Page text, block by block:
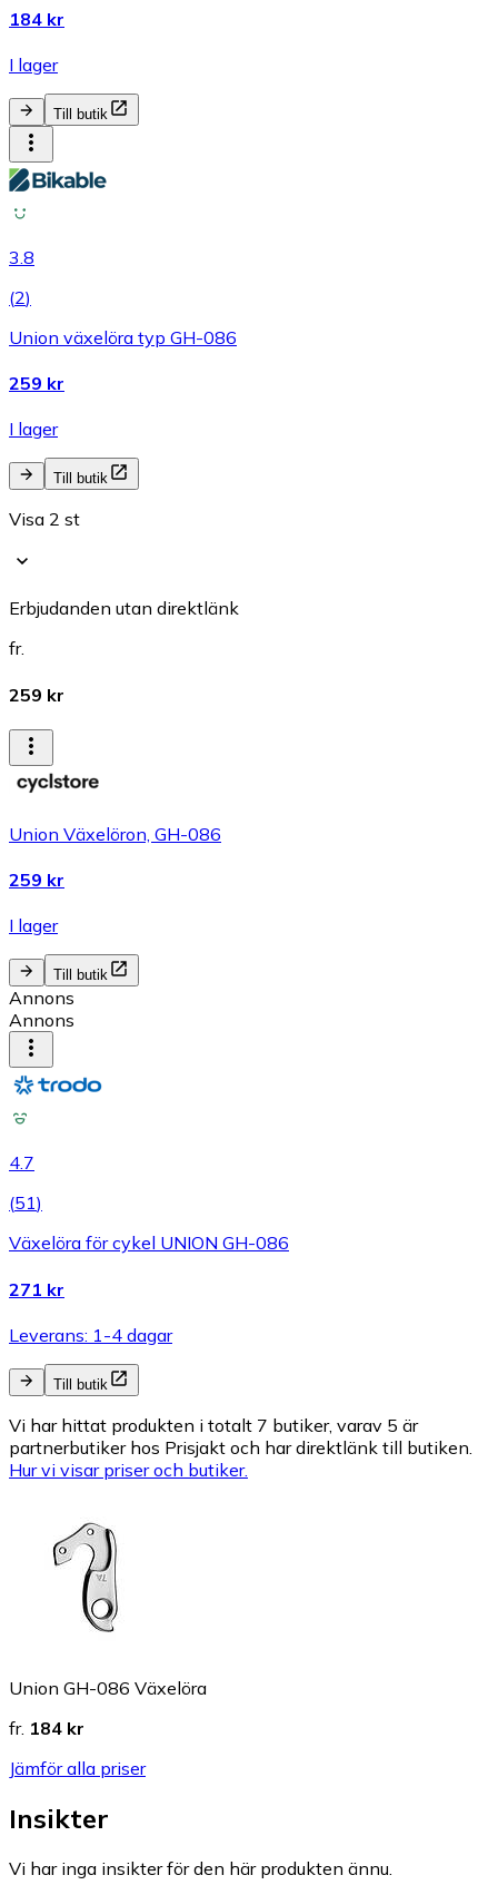
184 kr
I lager
Till butik
3.8
(2)
Union växelöra typ GH-086
259 kr
I lager
Till butik
Visa 2 st
Erbjudanden utan direktlänk
fr.
259 kr
Union Växelöron, GH-086
259 kr
I lager
Till butik
Annons
Annons
4.7
(51)
Växelöra för cykel UNION GH-086
271 kr
Leverans: 1-4 dagar
Till butik
Vi har hittat produkten i totalt 7 butiker, varav 5 är
partnerbutiker hos Prisjakt och har direktlänk till butiken.
Hur vi visar priser och butiker.
Union GH-086 Växelöra
fr. 184 kr
Jämför alla priser
Insikter
Vi har inga insikter för den här produkten ännu.